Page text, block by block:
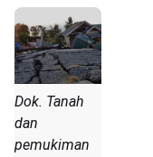
Dok. Tanah
dan
pemukiman